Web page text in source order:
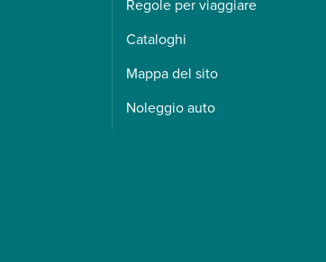
Regole per viaggiare
Cataloghi
Mappa del sito
Noleggio auto